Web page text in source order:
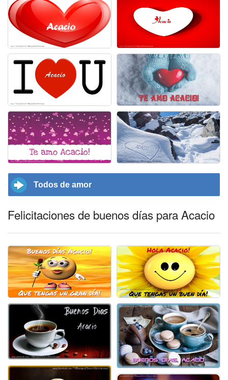
Todos de amor
Felicitaciones de buenos días para Acacio